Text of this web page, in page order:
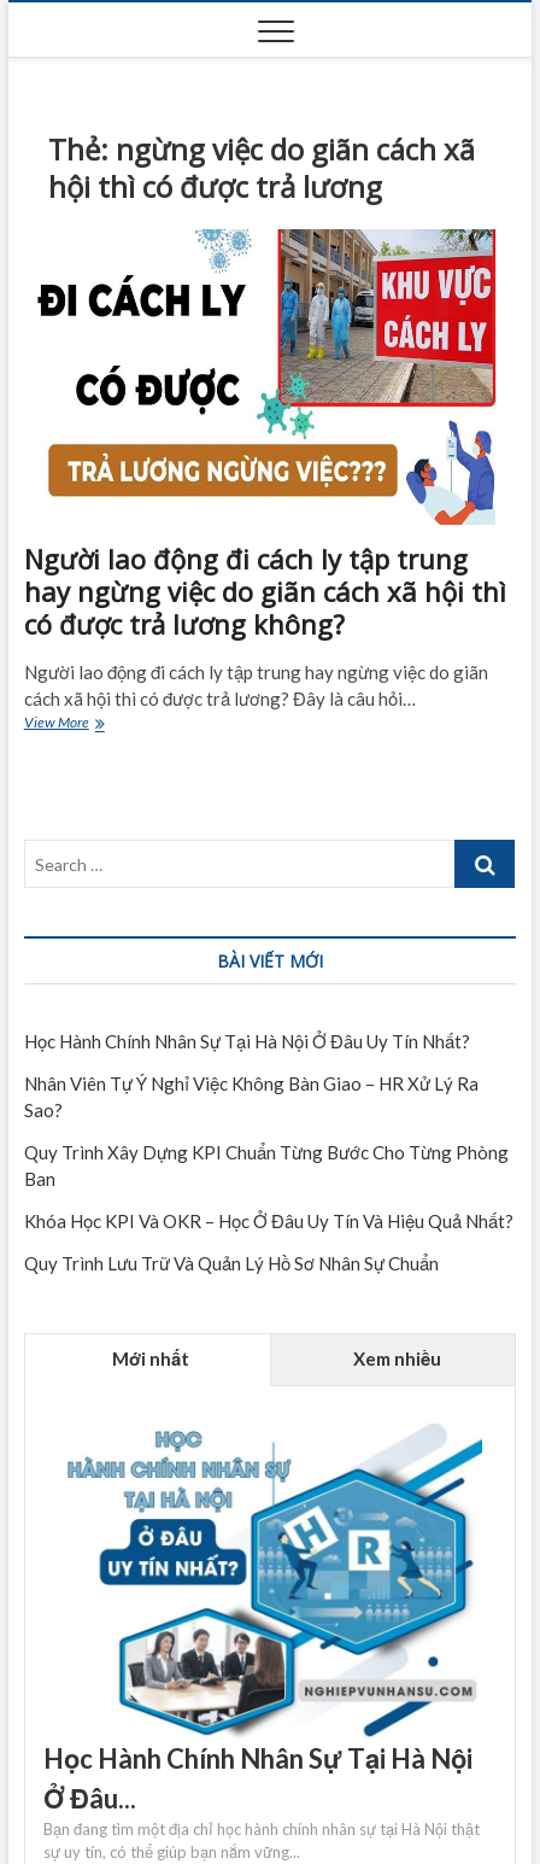
content
Thẻ: ngừng việc do giãn cách xã
hội thì có được trả lương
Người lao động đi cách ly tập trung
hay ngừng việc do giãn cách xã hội thì
có được trả lương không?
Người lao động đi cách ly tập trung hay ngừng việc do giãn
cách xã hội thì có được trả lương? Đây là câu hỏi…
View MoreNgười
trung
việc
giãn
hội
có
lương
Search
BÀI VIẾT MỚI
Học Hành Chính Nhân Sự Tại Hà Nội Ở Đâu Uy Tín Nhất?
Nhân Viên Tự Ý Nghỉ Việc Không Bàn Giao – HR Xử Lý Ra
Sao?
Quy Trình Xây Dựng KPI Chuẩn Từng Bước Cho Từng Phòng
Ban
Khóa Học KPI Và OKR – Học Ở Đâu Uy Tín Và Hiệu Quả Nhất?
Quy Trình Lưu Trữ Và Quản Lý Hồ Sơ Nhân Sự Chuẩn
Mới nhất Xem nhiều
Học Hành Chính Nhân Sự Tại Hà Nội
Ở Đâu...
Bạn đang tìm một địa chỉ học hành chính nhân sự tại Hà Nội thật
sự uy tín, có thể giúp bạn nắm vững...